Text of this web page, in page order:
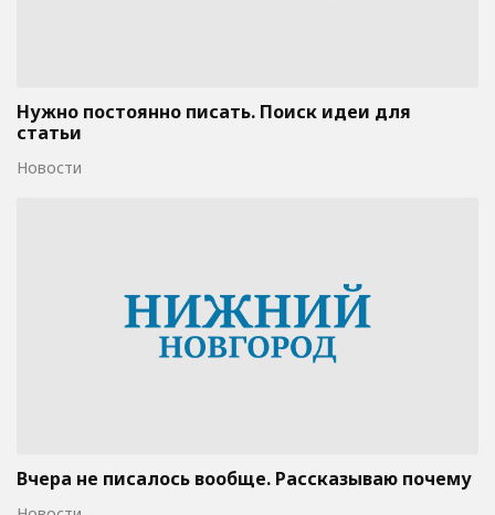
Нужно постоянно писать. Поиск идеи для
статьи
Новости
Вчера не писалось вообще. Рассказываю почему